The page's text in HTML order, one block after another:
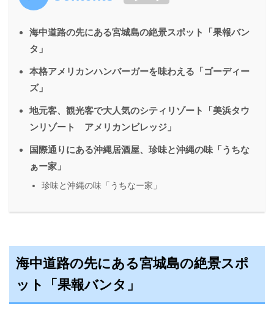
海中道路の先にある宮城島の絶景スポット「果報バン
タ」
本格アメリカンハンバーガーを味わえる「ゴーディー
ズ」
地元客、観光客で大人気のシティリゾート「美浜タウ
ンリゾート アメリカンビレッジ」
国際通りにある沖縄居酒屋、珍味と沖縄の味「うちな
ぁー家」
珍味と沖縄の味「うちなー家」
海中道路の先にある宮城島の絶景スポ
ット「果報バンタ」